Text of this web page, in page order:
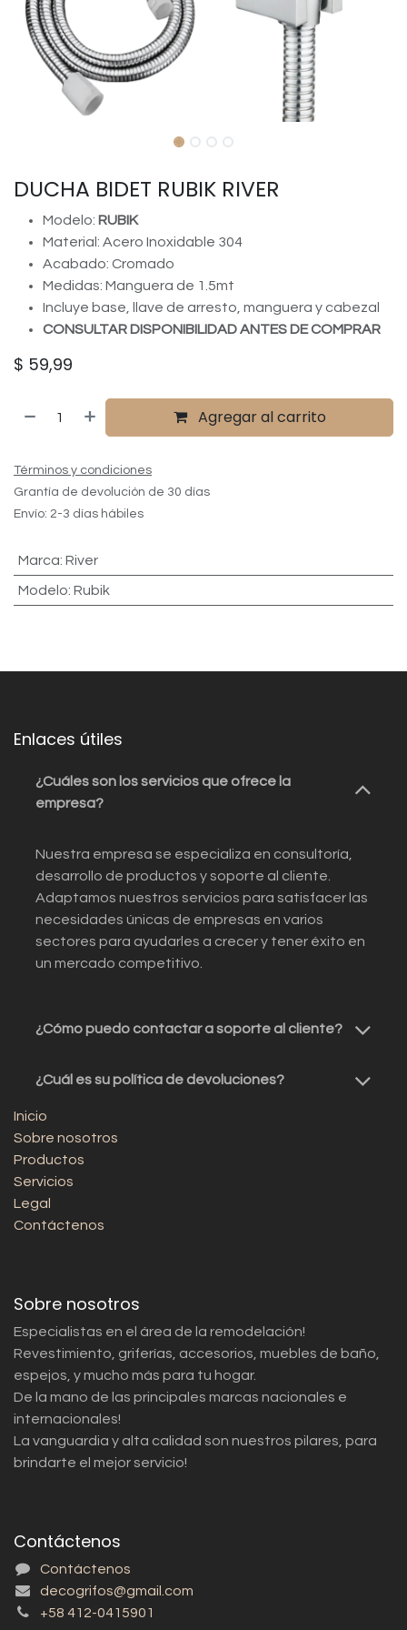
DUCHA BIDET RUBIK RIVER
Modelo: RUBIK
Material: Acero Inoxidable 304
Acabado: Cromado
Medidas: Manguera de 1.5mt
Incluye base, llave de arresto, manguera y cabezal
CONSULTAR DISPONIBILIDAD ANTES DE COMPRAR
$ 59,99
Agregar al carrito
Términos y condiciones
Grantía de devolución de 30 días
Envío: 2-3 días hábiles
Marca: River
Modelo: Rubik
Enlaces útiles
¿Cuáles son los servicios que ofrece la
empresa?
Nuestra empresa se especializa en consultoría,
desarrollo de productos y soporte al cliente.
Adaptamos nuestros servicios para satisfacer las
necesidades únicas de empresas en varios
sectores para ayudarles a crecer y tener éxito en
un mercado competitivo.
¿Cómo puedo contactar a soporte al cliente?
¿Cuál es su política de devoluciones?
Inicio
Sobre nosotros
Productos
Servicios
Legal
Contáctenos
Sobre nosotros
Especialistas en el área de la remodelación!
Revestimiento, griferías, accesorios, muebles de baño,
espejos, y mucho más para tu hogar.
De la mano de las principales marcas nacionales e
internacionales!
La vanguardia y alta calidad son nuestros pilares, para
brindarte el mejor servicio!
Contáctenos
Contáctenos
decogrifos@gmail.com
+58 412-0415901